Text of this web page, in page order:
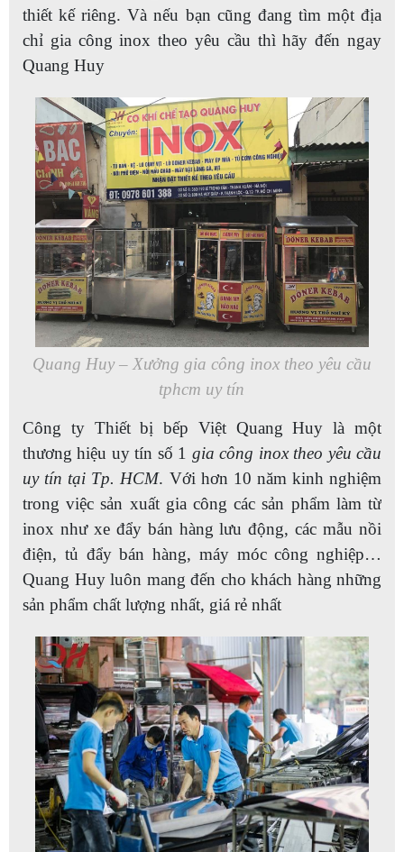
thiết kế riêng. Và nếu bạn cũng đang tìm một địa
chỉ gia công inox theo yêu cầu thì hãy đến ngay
Quang Huy
Quang Huy – Xưởng gia công inox theo yêu cầu
tphcm uy tín
Công ty Thiết bị bếp Việt Quang Huy là một
thương hiệu uy tín số 1 gia công inox theo yêu cầu
uy tín tại Tp. HCM. Với hơn 10 năm kinh nghiệm
trong việc sản xuất gia công các sản phẩm làm từ
inox như xe đẩy bán hàng lưu động, các mẫu nồi
điện, tủ đẩy bán hàng, máy móc công nghiệp…
Quang Huy luôn mang đến cho khách hàng những
sản phẩm chất lượng nhất, giá rẻ nhất